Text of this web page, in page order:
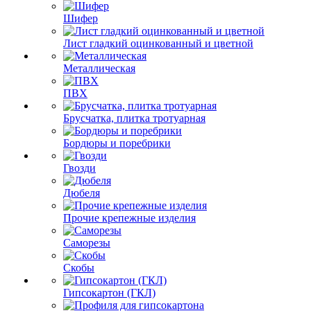
Шифер
Лист гладкий оцинкованный и цветной
Металлическая
ПВХ
Брусчатка, плитка тротуарная
Бордюры и поребрики
Гвозди
Дюбеля
Прочие крепежные изделия
Саморезы
Скобы
Гипсокартон (ГКЛ)